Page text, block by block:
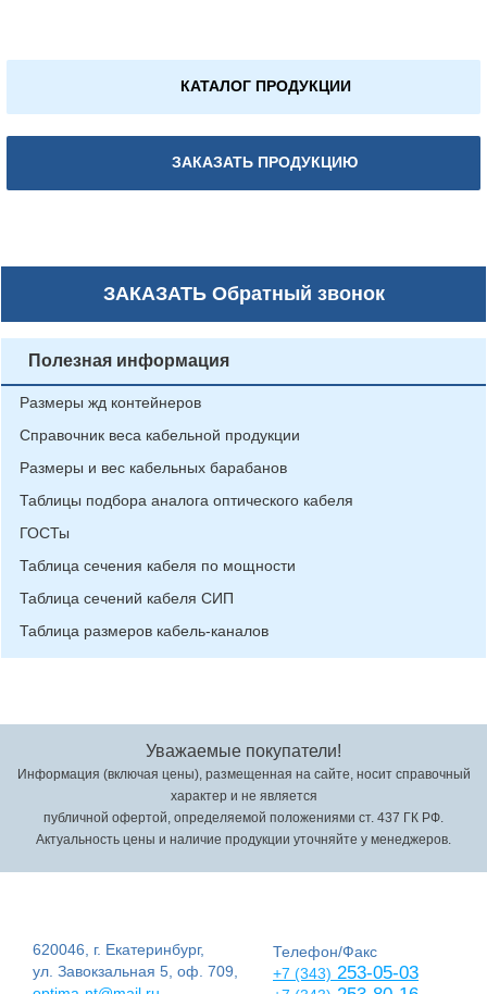
КАТАЛОГ ПРОДУКЦИИ
ЗАКАЗАТЬ ПРОДУКЦИЮ
ЗАКАЗАТЬОбратный звонок
Полезная информация
Размеры жд контейнеров
Справочник веса кабельной продукции
Размеры и вес кабельных барабанов
Таблицы подбора аналога оптического кабеля
ГОСТы
Таблица сечения кабеля по мощности
Таблица сечений кабеля СИП
Таблица размеров кабель-каналов
Уважаемые покупатели!
Информация (включая цены), размещенная на сайте, носит справочный
характер и не является
публичной офертой, определяемой положениями ст. 437 ГК РФ.
Актуальность цены и наличие продукции уточняйте у менеджеров.
620046, г. Екатеринбург,
ул. Завокзальная 5, оф. 709,
Телефон/Факс
+7 (343) 253-05-03